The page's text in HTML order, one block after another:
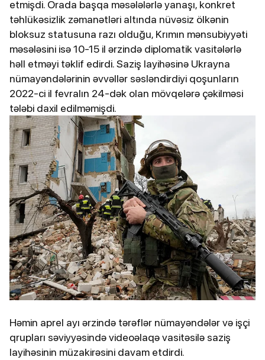
etmişdi. Orada başqa məsələlərlə yanaşı, konkret
təhlükəsizlik zəmanətləri altında nüvəsiz ölkənin
bloksuz statusuna razı olduğu, Krımın mənsubiyyəti
məsələsini isə 10-15 il ərzində diplomatik vasitələrlə
həll etməyi təklif edirdi. Saziş layihəsinə Ukrayna
nümayəndələrinin əvvəllər səsləndirdiyi qoşunların
2022-ci il fevralın 24-dək olan mövqelərə çəkilməsi
tələbi daxil edilməmişdi.
Həmin aprel ayı ərzində tərəflər nümayəndələr və işçi
qrupları səviyyəsində videoəlaqə vasitəsilə saziş
layihəsinin müzakirəsini davam etdirdi.